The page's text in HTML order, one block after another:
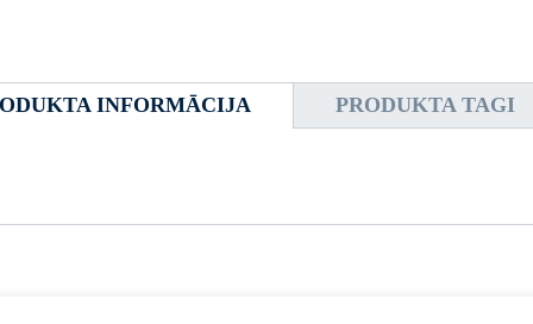
INFORMĀCIJA PRODUKTA TAGI